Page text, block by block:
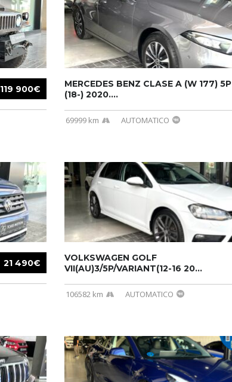
119 900€
MERCEDES BENZ CLASE A (W 177) 5P
(18-) 2020....
69999 km AUTOMATICO
21 490€
VOLKSWAGEN GOLF
VII(AU)3/5P/VARIANT(12-16 20...
106582 km AUTOMATICO